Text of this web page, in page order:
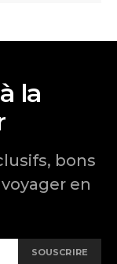
la
bons
en
SOUSCRIRE